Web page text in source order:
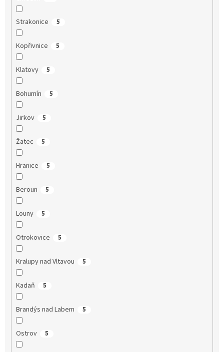
Strakonice 5
Kopřivnice 5
Klatovy 5
Bohumín 5
Jirkov 5
Žatec 5
Hranice 5
Beroun 5
Louny 5
Otrokovice 5
Kralupy nad Vltavou 5
Kadaň 5
Brandýs nad Labem 5
Ostrov 5